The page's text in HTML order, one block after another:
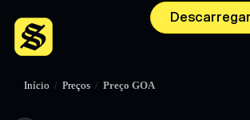
Início / Preços / Preço GOA